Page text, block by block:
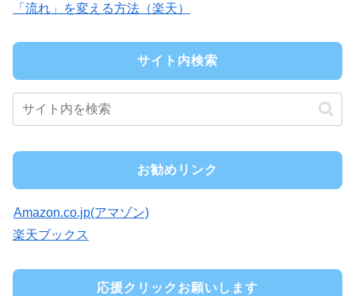
「流れ」を変える方法（楽天）
サイト内検索
お勧めリンク
Amazon.co.jp(アマゾン)
楽天ブックス
応援クリックお願いします